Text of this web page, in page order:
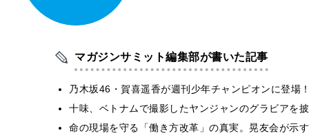
マガジンサミット編集部が書いた記事
乃木坂46・賀喜遥香が週刊少年チャンピオンに登
十味、ベトナムで撮影したヤンジャンのグラビアを
命の現場を守る「働き方改革」の真実。晃友会が示